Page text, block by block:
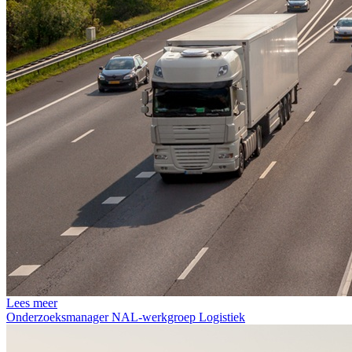
Lees meer
Onderzoeksmanager NAL-werkgroep Logistiek